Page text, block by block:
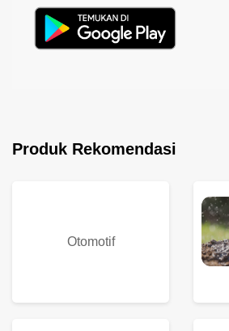
Produk Rekomendasi
Otomotif